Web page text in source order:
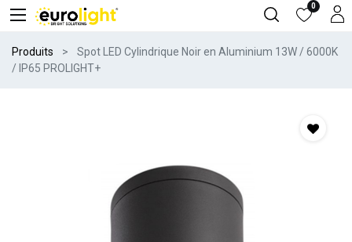
0
Produits
Spot LED Cylindrique Noir en Aluminium 13W / 6000K
/ IP65 PROLIGHT+